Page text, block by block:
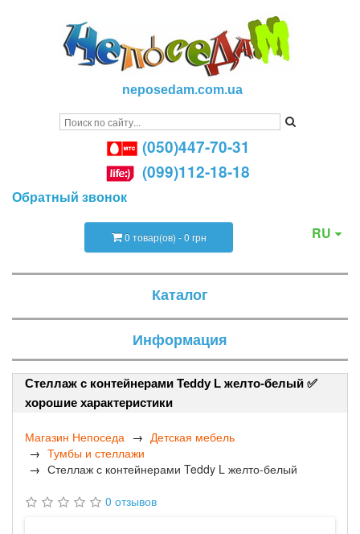
neposedam.com.ua
(050)447-70-31
(099)112-18-18
Обратный звонок
RU
0 товар(ов) - 0 грн
Каталог
Информация
Стеллаж с контейнерами Teddy L желто-белый ✅
хорошие характеристики
Магазин Непоседа
Детская мебель
Тумбы и стеллажи
Стеллаж с контейнерами Teddy L желто-белый
0 отзывов